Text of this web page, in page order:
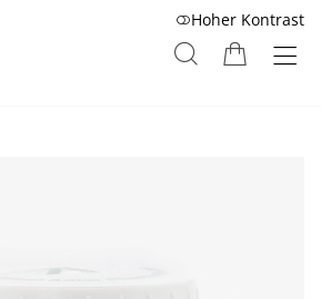
Hoher Kontrast